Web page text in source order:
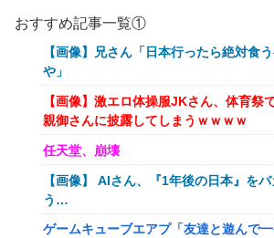
おすすめ記事一覧①
【画像】兄さん「日本行ったら絶対食
や」
【画像】激エロ体操服JKさん、体育祭
親御さんに披露してしまうｗｗｗｗ
任天堂、崩壊
【画像】 AIさん、『1年後の日本』を
う…
ゲームキューブエアプ「友達と遊んで